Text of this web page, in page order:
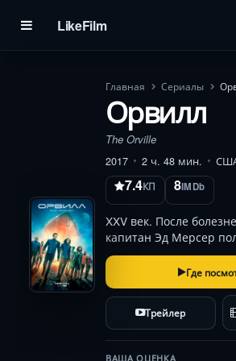
LikeFilm
Главная Сериалы
Орвилл
The Orville
2017
2 ч. 48 мин.
7.4КП 8IMDb
XXV век. После
капитан Эд Мерсер
командование
корабль, где его ждёт
старшим помощником
бывшая супруга.
сорвиголовой,
Где
Трейлер
ВАША ОЦЕНКА